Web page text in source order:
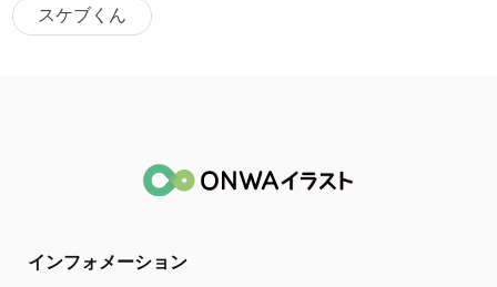
スケブくん
インフォメーション